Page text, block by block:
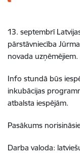
13. septembrī
pārstāvniecība
novada uzņēmējiem.
Info stundā būs
inkubācijas
atbalsta iespējām.
Pasākums
Darba valoda: